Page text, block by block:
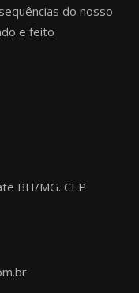
do nosso
e feito
BH/MG. CEP